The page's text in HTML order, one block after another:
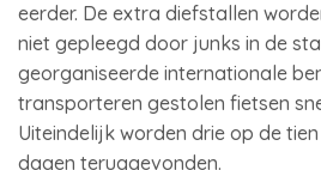
eerder. De extra diefstallen
niet gepleegd door junks in de
georganiseerde internationale
transporteren gestolen fietsen
Uiteindelijk worden drie op de
dagen teruggevonden.